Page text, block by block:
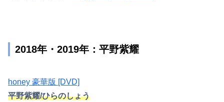
2018年・2019年：平野紫耀
honey 豪華版 [DVD]
平野紫耀/ひらのしょう